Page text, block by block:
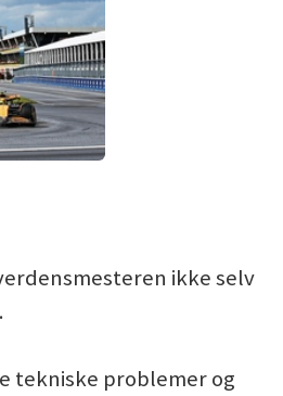
ikke selv
tekniske problemer og